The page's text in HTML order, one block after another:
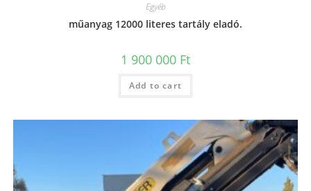
Egyéb
műanyag 12000 literes tartály eladó.
1 900 000 Ft
Add to cart